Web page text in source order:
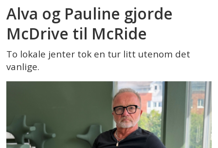
Alva og Pauline gjorde
McDrive til McRide
To lokale jenter tok en tur litt utenom det
vanlige.